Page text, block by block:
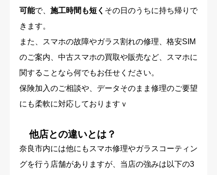
可能で、 施工時間も短く その日のうちに持ち帰りで
きます。
また、スマホの故障やガラス割れの修理、格安SIM
のご案内、中古スマホの買取や販売など、スマホに
関することなら何でもお任せください。
保険加入のご相談や、データそのまま修理のご要望
にも柔軟に対応しておりますｖ
他店との違いとは？
奈良市内には他にもスマホ修理やガラスコーティン
グを行う店舗がありますが、当店の強みは以下の3